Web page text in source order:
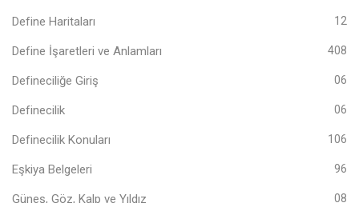
Define Haritaları 12
Define İşaretleri ve Anlamları 408
Defineciliğe Giriş 06
Definecilik 06
Definecilik Konuları 106
Eşkiya Belgeleri 96
Güneş, Göz, Kalp ve Yıldız 08